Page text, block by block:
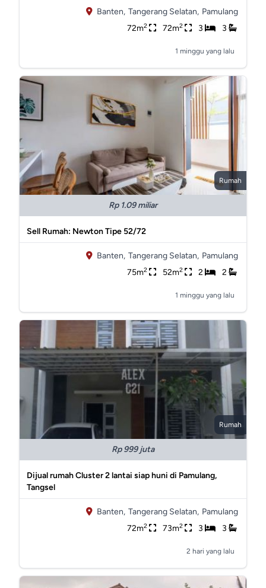
Banten, Tangerang Selatan, Pamulang
72m2 72m2 3 3
1 minggu yang lalu
Rumah
Rp 1.09 miliar
Sell Rumah: Newton Tipe 52/72
Banten, Tangerang Selatan, Pamulang
75m2 52m2 2 2
1 minggu yang lalu
Rumah
Rp 999 juta
Dijual rumah Cluster 2 lantai siap huni di Pamulang,
Tangsel
Banten, Tangerang Selatan, Pamulang
72m2 73m2 3 3
2 hari yang lalu